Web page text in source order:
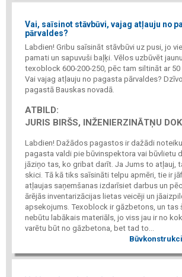
Vai, saīsinot stāvbūvi, vajag atļauju no
pārvaldes?
Labdien! Gribu saīsināt stāvbūvi uz pusi, jo
pamati un sapuvuši baļķi. Vēlos uzbūvēt
texoblock 600-200-250, pēc tam siltināt ar
Vai vajag atļauju no pagasta pārvaldes?
pagastā Bauskas novadā.
ATBILD:
JURIS BIRŠS, INŽENIERZINĀTŅU
Labdien! Dažādos pagastos ir dažādi
pagasta valdi pie būvinspektora vai būvlietu
jāziņo tas, ko gribat darīt. Ja Jums to atļauj,
skici. Tā kā tiks saīsināti telpu apmēri, tie ir
atļaujas saņemšanas izdarīsiet darbus un
ārējās inventarizācijas lietas veicēji un
apsekojums. Texoblock ir gāzbetons, un tas
nebūtu labākais materiāls, jo viss jau ir no
varētu būt no gāzbetona, bet tad to...